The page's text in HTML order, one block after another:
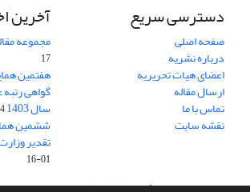
دسترسی سریع
صفحه اصلی
درباره نشریه
اعضای هیات تحریریه
ارسال مقاله
تماس با ما
نقشه سایت
آخرین
مجموعه
17
هفتمین
گواهی
سال 1403
ششمین
تقدیر
01-16